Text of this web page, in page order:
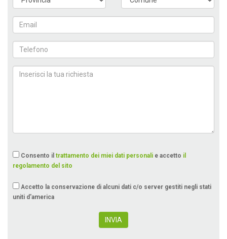
Consento il trattamento dei miei dati personali e accetto il
regolamento del sito
Accetto la conservazione di alcuni dati c/o server gestiti negli stati
uniti d'america
INVIA